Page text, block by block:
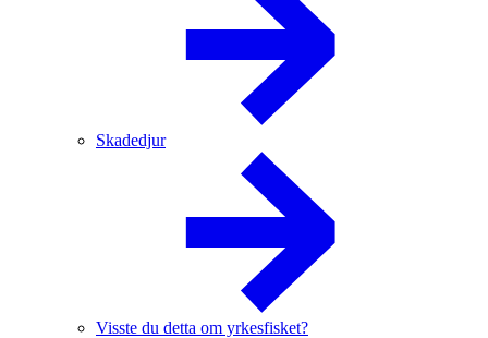
Skadedjur
Visste du detta om yrkesfisket?